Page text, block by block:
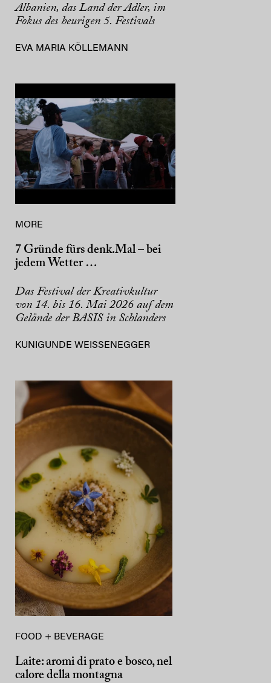
Albanien, das Land der Adler, im
Fokus des heurigen 5. Festivals
EVA MARIA KÖLLEMANN
MORE
7 Gründe fürs denk.Mal – bei
jedem Wetter …
Das Festival der Kreativkultur
von 14. bis 16. Mai 2026 auf dem
Gelände der BASIS in Schlanders
KUNIGUNDE WEISSENEGGER
FOOD + BEVERAGE
Laite: aromi di prato e bosco, nel
calore della montagna